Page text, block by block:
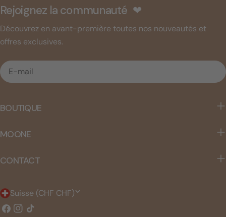
BOUTIQUE
MOONE
CONTACT
Rejoignez la communauté ❤︎
Découvrez en avant-première toutes nos nouveautés et
offres exclusives.
E-
mail
P
a
Suisse (CHF CHF)
Facebook
Instagram
TIC